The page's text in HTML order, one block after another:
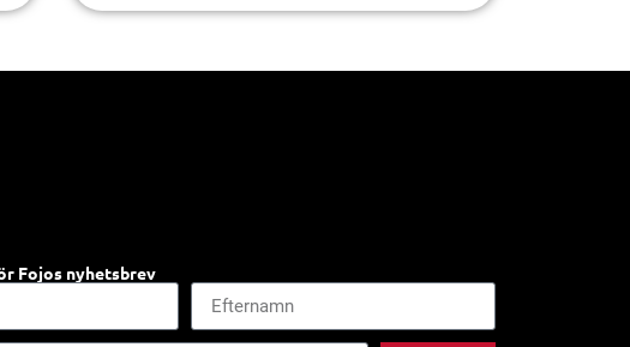
Fojos nyhetsbrev